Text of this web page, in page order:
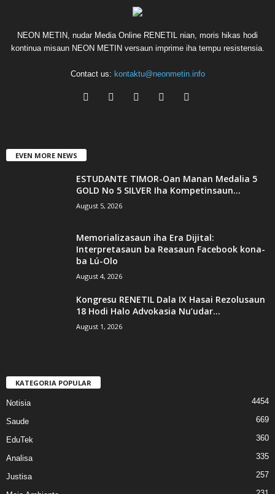
NEON METIN, nudar Media Online RENETIL nian, moris hikas hodi
kontinua misaun NEON METIN versaun imprime iha tempu resistensia.
Contact us: kontaktu@neonmetin.info
EVEN MORE NEWS
ESTUDANTE TIMOR-Oan Manan Medalia 5
GOLD No 5 SILVER Iha Kompetinsaun...
August 5, 2026
Memorializasaun iha Era Dijital:
Interpretasaun ba Reasaun Facebook kona-
ba Lú-Olo
August 4, 2026
Kongresu RENETIL Dala IX Hasai Rezolusaun
18 Hodi Halo Advokasia Nu’udar...
August 1, 2026
KATEGORIA POPULAR
Notisia 4454
Saude 669
EduTek 360
Analisa 335
Justisa 257